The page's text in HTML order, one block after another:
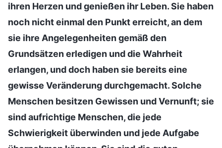
ihren Herzen und genießen ihr Leben. Sie haben
noch nicht einmal den Punkt erreicht, an dem
sie ihre Angelegenheiten gemäß den
Grundsätzen erledigen und die Wahrheit
erlangen, und doch haben sie bereits eine
gewisse Veränderung durchgemacht. Solche
Menschen besitzen Gewissen und Vernunft; sie
sind aufrichtige Menschen, die jede
Schwierigkeit überwinden und jede Aufgabe